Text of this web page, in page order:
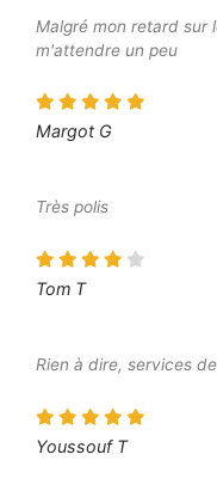
Malgré mon retard sur
m'attendre un peu
Margot G
Très polis
Tom T
Rien à dire, services
Youssouf T